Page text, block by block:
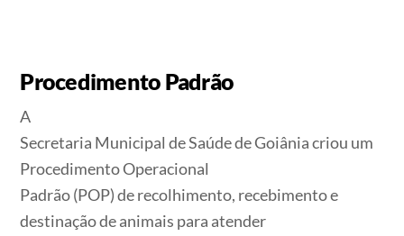
Procedimento Padrão
A
Secretaria Municipal de Saúde de Goiânia criou um
Procedimento Operacional
Padrão (POP) de recolhimento, recebimento e
destinação de animais para atender